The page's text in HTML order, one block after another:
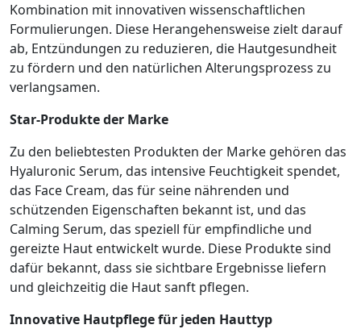
Kombination mit innovativen wissenschaftlichen
Formulierungen. Diese Herangehensweise zielt darauf
ab, Entzündungen zu reduzieren, die Hautgesundheit
zu fördern und den natürlichen Alterungsprozess zu
verlangsamen.
Star-Produkte der Marke
Zu den beliebtesten Produkten der Marke gehören das
Hyaluronic Serum, das intensive Feuchtigkeit spendet,
das Face Cream, das für seine nährenden und
schützenden Eigenschaften bekannt ist, und das
Calming Serum, das speziell für empfindliche und
gereizte Haut entwickelt wurde. Diese Produkte sind
dafür bekannt, dass sie sichtbare Ergebnisse liefern
und gleichzeitig die Haut sanft pflegen.
Innovative Hautpflege für jeden Hauttyp